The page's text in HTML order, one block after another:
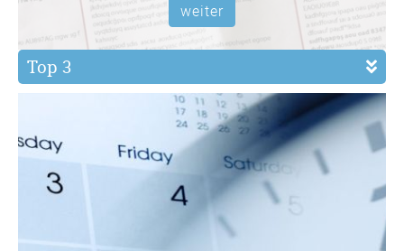
weiter
Top 3